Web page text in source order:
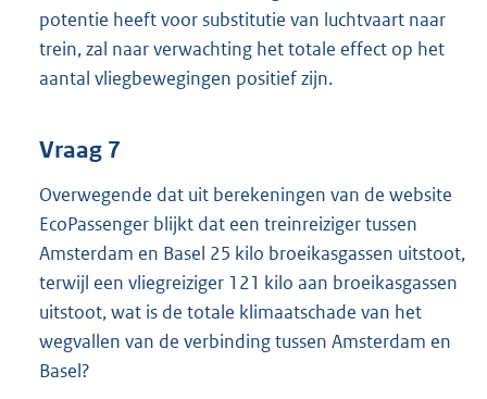
potentie heeft voor substitutie van luchtvaart naar
trein, zal naar verwachting het totale effect op het
aantal vliegbewegingen positief zijn.
Vraag 7
Overwegende dat uit berekeningen van de website
EcoPassenger blijkt dat een treinreiziger tussen
Amsterdam en Basel 25 kilo broeikasgassen uitstoot,
terwijl een vliegreiziger 121 kilo aan broeikasgassen
uitstoot, wat is de totale klimaatschade van het
wegvallen van de verbinding tussen Amsterdam en
Basel?